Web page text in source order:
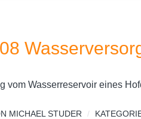
vom Wasserreservoir eines
MICHAEL STUDER